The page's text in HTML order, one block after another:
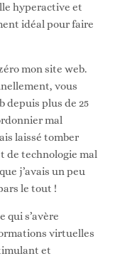
hyperactive et
idéal pour faire
mon site web.
vous
depuis plus de 25
mal
laissé tomber
de technologie mal
j’avais un peu
le tout !
qui s’avère
virtuelles
et